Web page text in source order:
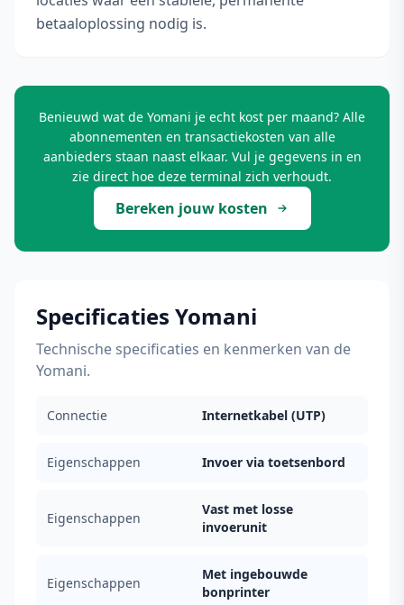
betaaloplossing nodig is.
Benieuwd wat de Yomani je echt kost per maand? Alle
abonnementen en transactiekosten van alle
aanbieders staan naast elkaar. Vul je gegevens in en
zie direct hoe deze terminal zich verhoudt.
Bereken jouw kosten
Specificaties Yomani
Technische specificaties en kenmerken van de
Yomani.
Connectie Internetkabel (UTP)
Eigenschappen Invoer via toetsenbord
Eigenschappen
Vast met losse
invoerunit
Eigenschappen
Met ingebouwde
bonprinter